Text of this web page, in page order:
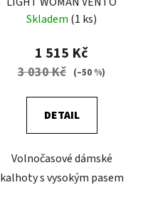
Skladem (1 ks)
1 515 Kč
3 030 Kč (–50 %)
DETAIL
Volnočasové dámské
kalhoty s vysokým pasem